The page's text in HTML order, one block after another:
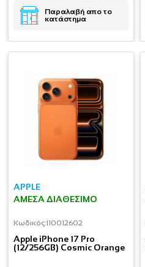
Παραλαβή απο το
κατάστημα
APPLE
ΆΜΕΣΑ ΔΙΑΘΈΣΙΜΟ
Κωδικός:I10012602
Apple iPhone 17 Pro
(12/256GB) Cosmic Orange